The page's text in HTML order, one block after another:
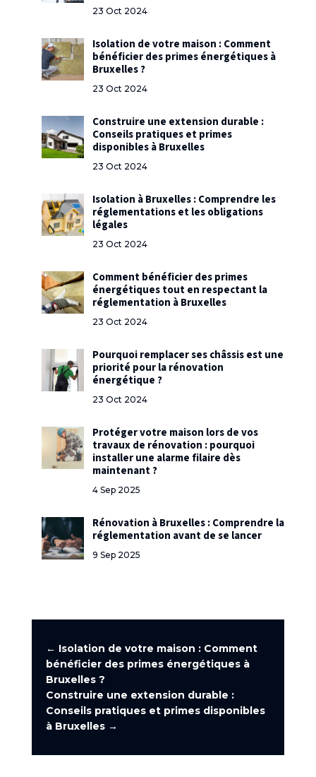
23 Oct 2024
Isolation de votre maison : Comment
bénéficier des primes énergétiques à
Bruxelles ?
23 Oct 2024
Construire une extension durable :
Conseils pratiques et primes
disponibles à Bruxelles
23 Oct 2024
Isolation à Bruxelles : Comprendre les
réglementations et les obligations
légales
23 Oct 2024
Comment bénéficier des primes
énergétiques tout en respectant la
réglementation à Bruxelles
23 Oct 2024
Pourquoi remplacer ses châssis est une
priorité pour la rénovation
énergétique ?
23 Oct 2024
Protéger votre maison lors de vos
travaux de rénovation : pourquoi
installer une alarme filaire dès
maintenant ?
4 Sep 2025
Rénovation à Bruxelles : Comprendre la
réglementation avant de se lancer
9 Sep 2025
← Isolation de votre maison : Comment
bénéficier des primes énergétiques à
Bruxelles ?
Construire une extension durable :
Conseils pratiques et primes disponibles
à Bruxelles→